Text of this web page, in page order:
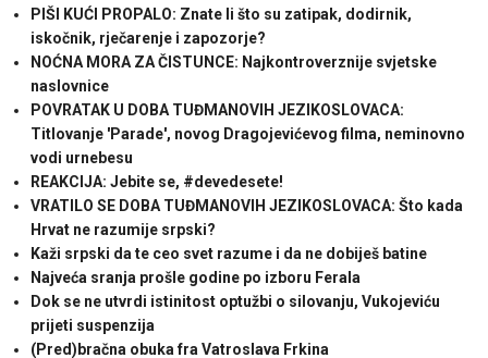
PIŠI KUĆI PROPALO: Znate li što su zatipak, dodirnik,
iskočnik, rječarenje i zapozorje?
NOĆNA MORA ZA ČISTUNCE: Najkontroverznije svjetske
naslovnice
POVRATAK U DOBA TUĐMANOVIH JEZIKOSLOVACA:
Titlovanje 'Parade', novog Dragojevićevog filma, neminovno
vodi urnebesu
REAKCIJA: Jebite se, #devedesete!
VRATILO SE DOBA TUĐMANOVIH JEZIKOSLOVACA: Što kada
Hrvat ne razumije srpski?
Kaži srpski da te ceo svet razume i da ne dobiješ batine
Najveća sranja prošle godine po izboru Ferala
Dok se ne utvrdi istinitost optužbi o silovanju, Vukojeviću
prijeti suspenzija
(Pred)bračna obuka fra Vatroslava Frkina